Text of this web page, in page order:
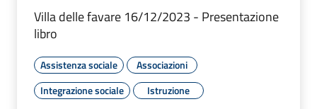
Villa delle favare 16/12/2023 - Presentazione
libro
Assistenza sociale
Associazioni
Integrazione sociale
Istruzione